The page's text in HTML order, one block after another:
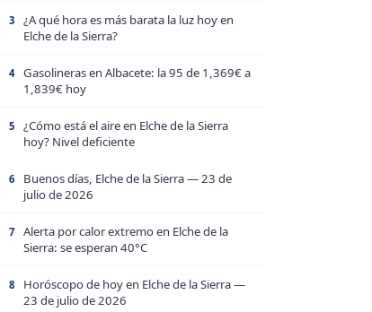
3
¿A qué hora es más barata la luz hoy en
Elche de la Sierra?
4
Gasolineras en Albacete: la 95 de 1,369€ a
1,839€ hoy
5
¿Cómo está el aire en Elche de la Sierra
hoy? Nivel deficiente
6
Buenos días, Elche de la Sierra — 23 de
julio de 2026
7
Alerta por calor extremo en Elche de la
Sierra: se esperan 40°C
8
Horóscopo de hoy en Elche de la Sierra —
23 de julio de 2026